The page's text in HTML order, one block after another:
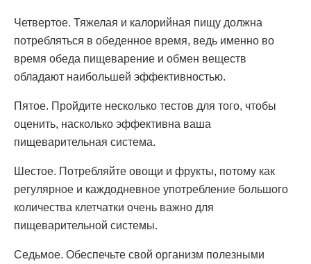
Четвертое. Тяжелая и калорийная пищу должна
потребляться в обеденное время, ведь именно во
время обеда пищеварение и обмен веществ
обладают наибольшей эффективностью.
Пятое. Пройдите несколько тестов для того, чтобы
оценить, насколько эффективна ваша
пищеварительная система.
Шестое. Потребляйте овощи и фрукты, потому как
регулярное и каждодневное употребление большого
количества клетчатки очень важно для
пищеварительной системы.
Седьмое. Обеспечьте свой организм полезными